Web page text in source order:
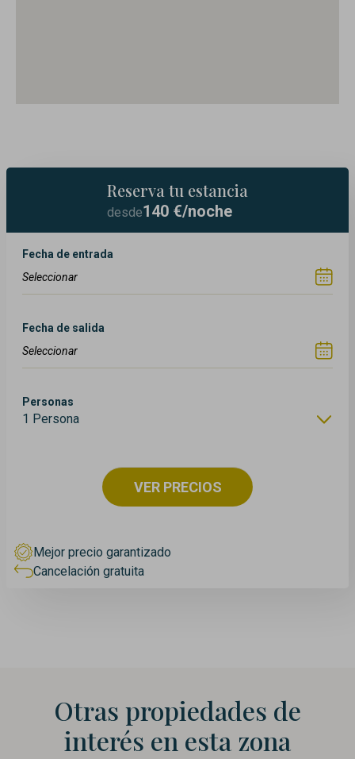
Reserva tu estancia
desde140 €/noche
Fecha de entrada
Fecha de salida
Personas
1 Persona
VER PRECIOS
Mejor precio garantizado
Cancelación gratuita
Otras propiedades de
interés en esta zona